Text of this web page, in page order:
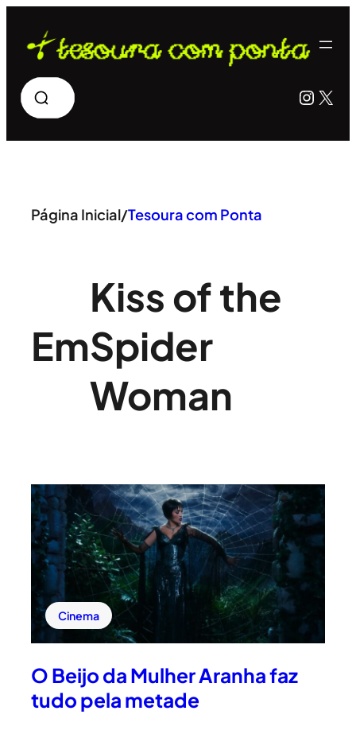
para
conteúdo
Pesquisar X
Página Inicial/Tesoura com Ponta
Em
Kiss of the
Spider
Woman
Cinema
O Beijo da Mulher Aranha faz
tudo pela metade